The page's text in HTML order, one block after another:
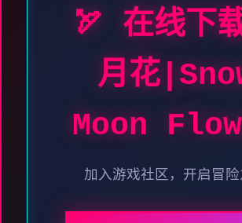
🏹 在线下
月花
Moon
加入游戏社区，开启冒